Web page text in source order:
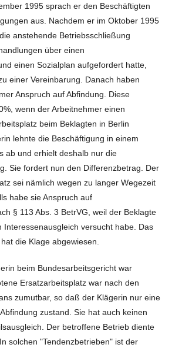
1995 sprach er den Beschäftigten
aus. Nachdem er im Oktober 1995
anstehende Betriebsschließung
über einen
einen Sozialplan aufgefordert hatte,
einer Vereinbarung. Danach haben
Anspruch auf Abfindung. Diese
wenn der Arbeitnehmer einen
beim Beklagten in Berlin
lehnte die Beschäftigung in einem
ab und erhielt deshalb nur die
Sie fordert nun den Differenzbetrag. Der
sei nämlich wegen zu langer Wegezeit
habe sie Anspruch auf
§ 113 Abs. 3 BetrVG, weil der Beklagte
Interessenausgleich versucht habe. Das
die Klage abgewiesen.
beim Bundesarbeitsgericht war
Ersatzarbeitsplatz war nach den
zumutbar, so daß der Klägerin nur eine
zustand. Sie hat auch keinen
Der betroffene Betrieb diente
solchen "Tendenzbetrieben" ist der